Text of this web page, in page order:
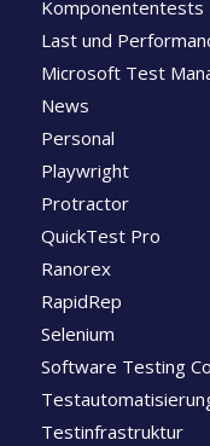
Komponententests
Last und
Microsoft Test
News
Personal
Playwright
Protractor
QuickTest Pro
Ranorex
RapidRep
Selenium
Software Testing
Testinfrastruktur